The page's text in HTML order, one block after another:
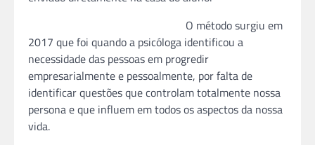
O método surgiu em
2017 que foi quando a psicóloga identificou a
necessidade das pessoas em progredir
empresarialmente e pessoalmente, por falta de
identificar questões que controlam totalmente nossa
persona e que influem em todos os aspectos da nossa
vida.